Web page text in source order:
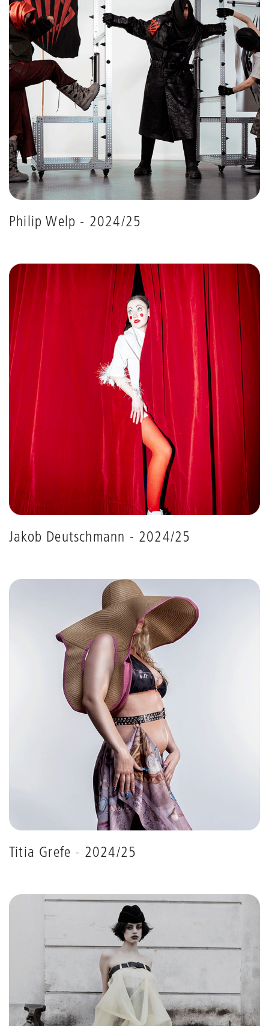
Philip Welp - 2024/25
Jakob Deutschmann - 2024/25
Titia Grefe - 2024/25